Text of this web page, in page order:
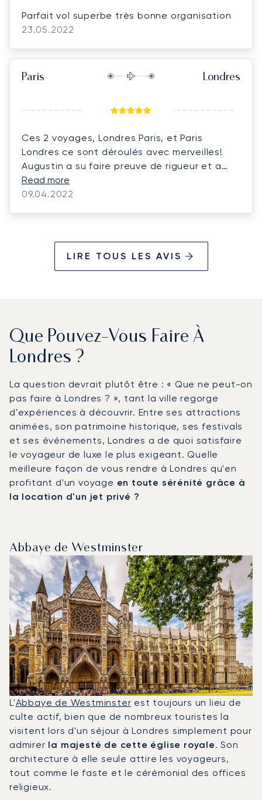
Parfait vol superbe très bonne organisation
23.05.2022
Paris Londres
Ces 2 voyages, Londres Paris, et Paris
Londres ce sont déroulés avec merveilles!
Augustin a su faire preuve de rigueur et a
prit en consideration toutes mes demandes.
Je recommanderais pour sur Luna Jets a mes
Read more
09.04.2022
LIRE TOUS LES AVIS
Que Pouvez-Vous Faire À
Londres ?
La question devrait plutôt être : « Que ne peut-on
pas faire à Londres ? », tant la ville regorge
d'expériences à découvrir. Entre ses attractions
animées, son patrimoine historique, ses festivals
et ses événements, Londres a de quoi satisfaire
le voyageur de luxe le plus exigeant. Quelle
meilleure façon de vous rendre à Londres qu'en
profitant d'un voyage en toute sérénité grâce à
la location d'un jet privé ?
Abbaye de Westminster
L'Abbaye de Westminster est toujours un lieu de
culte actif, bien que de nombreux touristes la
visitent lors d'un séjour à Londres simplement pour
admirer la majesté de cette église royale. Son
architecture à elle seule attire les voyageurs,
tout comme le faste et le cérémonial des offices
religieux.